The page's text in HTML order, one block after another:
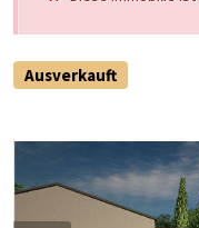
Ausverkauft